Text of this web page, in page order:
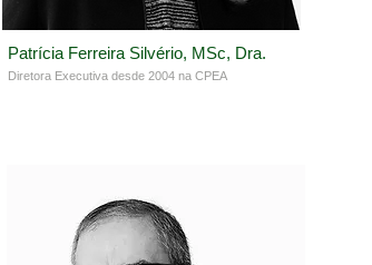
Patrícia Ferreira Silvério, MSc, Dra.
Diretora Executiva desde 2004 na CPEA